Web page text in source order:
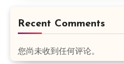
Recent Comments
您尚未收到任何评论。